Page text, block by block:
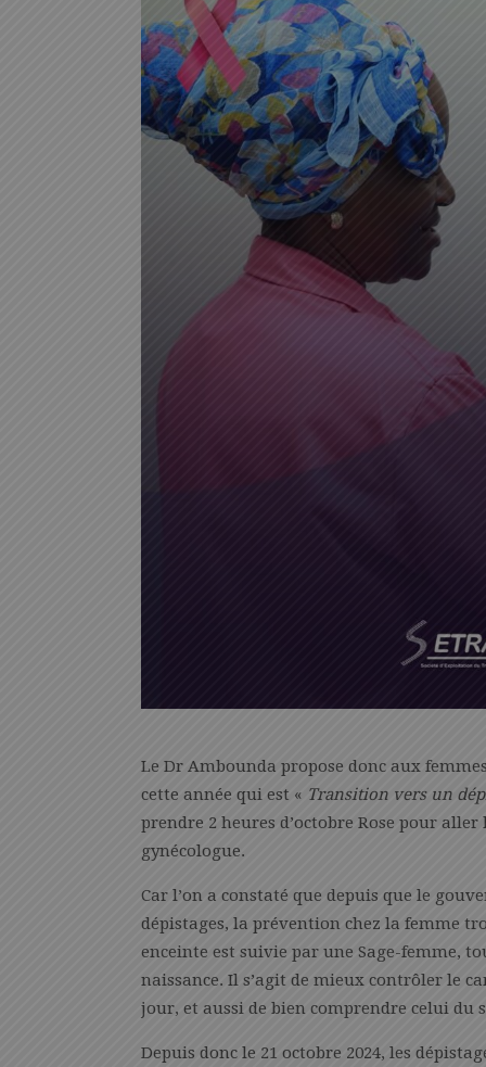
Le Dr Ambounda propose donc aux
cette année qui est « Transition vers un
prendre 2 heures d’octobre Rose pour
gynécologue.
Car l’on a constaté que depuis que le
dépistages, la prévention chez la femme
enceinte est suivie par une Sage-femme,
naissance. Il s’agit de mieux contrôler le
jour, et aussi de bien comprendre celui du
Depuis donc le 21 octobre 2024, les